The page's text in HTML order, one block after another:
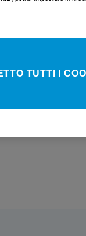
TUTTI I